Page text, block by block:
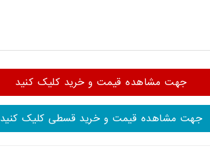
جهت مشاهده قیمت و خرید کلیک کنید
جهت مشاهده قیمت و خرید قسطی کلیک کنید